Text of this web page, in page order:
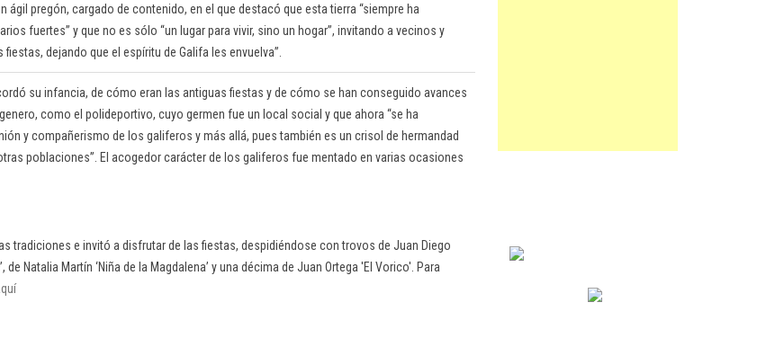
ágil pregón, cargado de contenido, en el que destacó que esta tierra “siempre ha
fuertes” y que no es sólo “un lugar para vivir, sino un hogar”, invitando a vecinos y
dejando que el espíritu de Galifa les envuelva”.
su infancia, de cómo eran las antiguas fiestas y de cómo se han conseguido avances
como el polideportivo, cuyo germen fue un local social y que ahora “se ha
y compañerismo de los galiferos y más allá, pues también es un crisol de hermandad
poblaciones”. El acogedor carácter de los galiferos fue mentado en varias ocasiones
tradiciones e invitó a disfrutar de las fiestas, despidiéndose con trovos de Juan Diego
de Natalia Martín ‘Niña de la Magdalena’ y una décima de Juan Ortega 'El Vorico'. Para